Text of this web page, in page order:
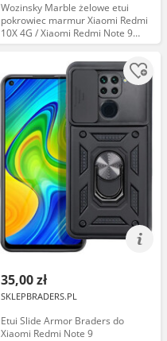
Wozinsky Marble żelowe etui
pokrowiec marmur Xiaomi Redmi
10X 4G / Xiaomi Redmi Note 9
biały
35,00 zł
SKLEPBRADERS.PL
Etui Slide Armor Braders do
Xiaomi Redmi Note 9